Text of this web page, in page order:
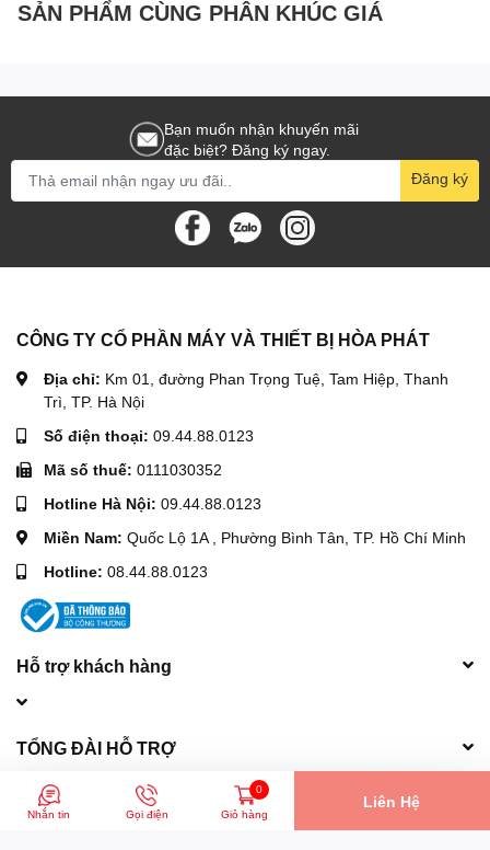
SẢN PHẨM CÙNG PHÂN KHÚC GIÁ
Bạn muốn nhận khuyến mãi
đặc biệt? Đăng ký ngay.
Đăng ký
CÔNG TY CỔ PHẦN MÁY VÀ THIẾT BỊ HÒA PHÁT
Địa chỉ: Km 01, đường Phan Trọng Tuệ, Tam Hiệp, Thanh
Trì, TP. Hà Nội
Số điện thoại: 09.44.88.0123
Mã số thuế: 0111030352
Hotline Hà Nội: 09.44.88.0123
Miền Nam: Quốc Lộ 1A , Phường Bình Tân, TP. Hồ Chí Minh
Hotline: 08.44.88.0123
Hỗ trợ khách hàng
TỔNG ĐÀI HỖ TRỢ
Phương thức thanh toán
Nhắn tin Gọi điện
0
Giỏ hàng
Liên Hệ